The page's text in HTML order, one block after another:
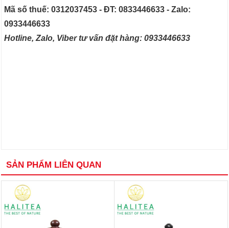
Mã số thuế: 0312037453 - ĐT: 0833446633 - Zalo:
0933446633
Hotline, Zalo, Viber tư vấn đặt hàng: 0933446633
SẢN PHẨM LIÊN QUAN